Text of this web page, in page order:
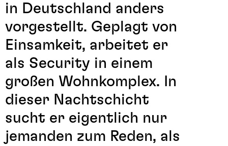
in Deutschland anders
vorgestellt. Geplagt von
Einsamkeit, arbeitet er
als Security in einem
großen Wohnkomplex. In
dieser Nachtschicht
sucht er eigentlich nur
jemanden zum Reden, als